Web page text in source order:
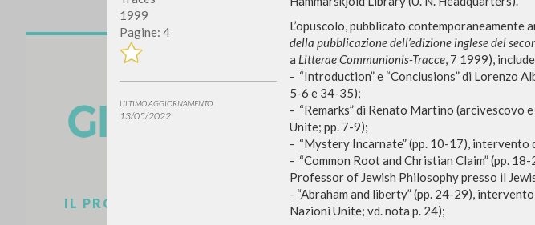
1999
Pagine: 4
ULTIMO AGGIORNAMENTO
13/05/2022
L’opuscolo, pubblicato contemporaneamente
della pubblicazione dell’edizione inglese del
a Litterae Communionis-Tracce, 7 1999),
- “Introduction” e “Conclusions” di Lorenzo
5-6 e 34-35);
- “Remarks” di Renato Martino (arcivescovo
Unite; pp. 7-9);
- “Mystery Incarnate” (pp. 10-17), intervento
- “Common Root and Christian Claim” (pp.
Professor of Jewish Philosophy presso il
- “Abraham and liberty” (pp. 24-29),
Nazioni Unite; vd. nota p. 24);
IL PROGETTO NAVIGA